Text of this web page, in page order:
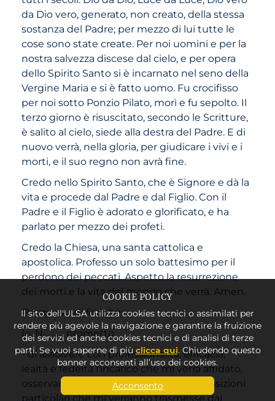
da Dio vero, generato, non creato, della stessa
sostanza del Padre; per mezzo di lui tutte le
cose sono state create. Per noi uomini e per la
nostra salvezza discese dal cielo, e per opera
dello Spirito Santo si è incarnato nel seno della
Vergine Maria e si è fatto uomo. Fu crocifisso
per noi sotto Ponzio Pilato, morì e fu sepolto. Il
terzo giorno è risuscitato, secondo le Scritture,
è salito al cielo, siede alla destra del Padre. E di
nuovo verrà, nella gloria, per giudicare i vivi e i
morti, e il suo regno non avrà fine.
Credo nello Spirito Santo, che è Signore e dà la
vita e procede dal Padre e dal Figlio. Con il
Padre e il Figlio è adorato e glorificato, e ha
parlato per mezzo dei profeti.
Credo la Chiesa, una santa cattolica e
apostolica. Professo un solo battesimo per il
perdono dei peccati. Aspetto la resurrezione
dei morti e la vita del mondo che verrà. Amen.
Promessa di fedeltà
Io, N .......... prometto
- di assolvere con professionalità, efficacia,
lealtà e fedeltà l'incarico che mi verrà affidato,
osservando le norme generali e le disposizioni
particolari che mi verranno trasmesse dai
COOKIE POLICY
Il sito dell'ULSA utilizza cookies tecnici o assimilati per
rendere più agevole la navigazione e garantire la fruizione
dei servizi ed anche cookies tecnici e di analisi di terze
parti. Se vuoi saperne di piùclicca qui. Chiudendo questo
banner acconsenti all’uso dei cookies.
Acconsento